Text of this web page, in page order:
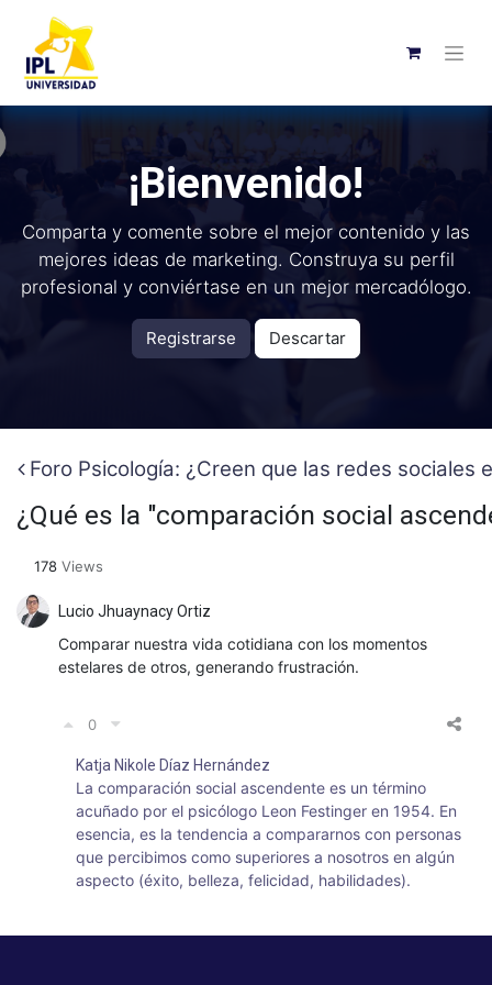
¡Bienvenido!
Comparta y comente sobre el mejor contenido y las
mejores ideas de marketing. Construya su perfil
profesional y conviértase en un mejor mercadólogo.
Registrarse Descartar
Foro Psicología: ¿Creen que las redes
¿Qué es la "comparación social
178 Views
Lucio Jhuaynacy Ortiz
Comparar nuestra vida cotidiana con los momentos
estelares de otros, generando frustración.
0
Katja Nikole Díaz Hernández
La comparación social ascendente es un término
acuñado por el psicólogo Leon Festinger en 1954. En
esencia, es la tendencia a compararnos con personas
que percibimos como superiores a nosotros en algún
aspecto (éxito, belleza, felicidad, habilidades).